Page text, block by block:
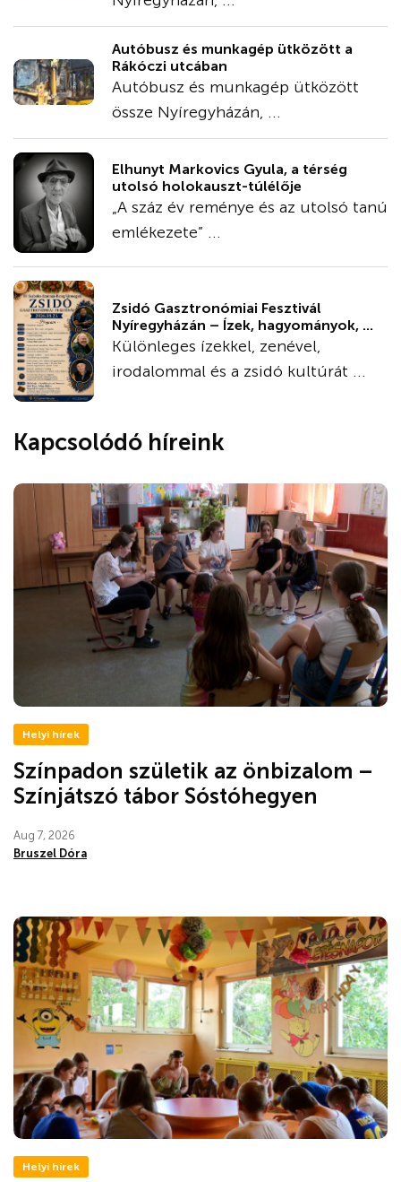
Autóbusz és munkagép ütközött a
Rákóczi utcában
Autóbusz és munkagép ütközött
össze Nyíregyházán, ...
Elhunyt Markovics Gyula, a térség
utolsó holokauszt-túlélője
„A száz év reménye és az utolsó tanú
emlékezete” ...
Zsidó Gasztronómiai Fesztivál
Nyíregyházán – Ízek, hagyományok, ...
Különleges ízekkel, zenével,
irodalommal és a zsidó kultúrát ...
Kapcsolódó híreink
Helyi hírek
Színpadon születik az önbizalom –
Színjátszó tábor Sóstóhegyen
Aug 7, 2026
Bruszel Dóra
Helyi hírek